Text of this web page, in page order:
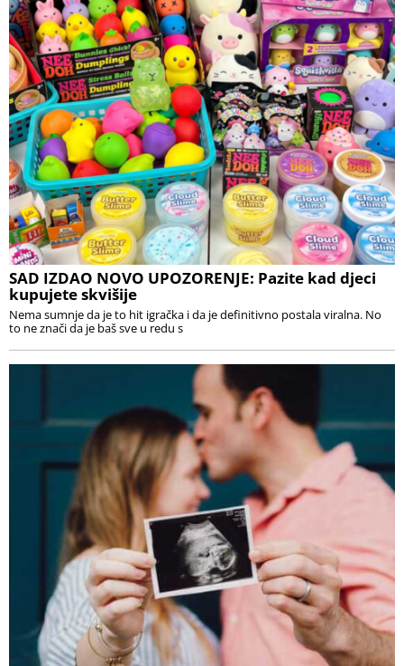
SAD IZDAO NOVO UPOZORENJE: Pazite kad djeci
kupujete skvišije
Nema sumnje da je to hit igračka i da je definitivno postala viralna. No
to ne znači da je baš sve u redu s